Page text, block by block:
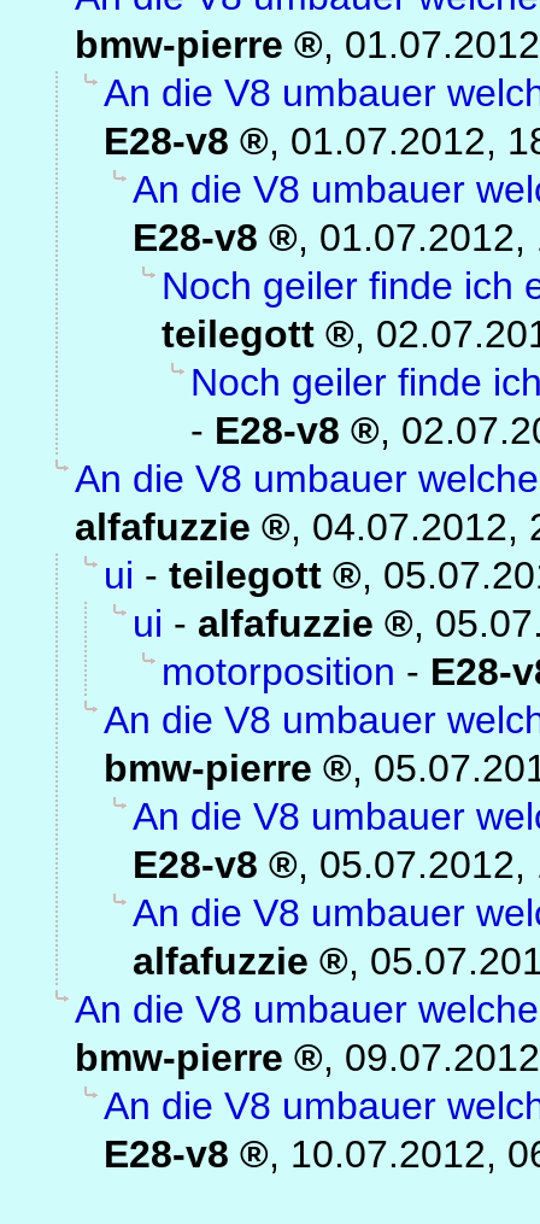
bmw-pierre
,
An die V8 umbauer
E28-v8
, 01.07.2012,
An die V8 umbauer
E28-v8
, 01.07.2012,
Noch geiler finde ich
teilegott
,
Noch geiler finde
- E28-v8 ,
An die V8 umbauer
alfafuzzie
, 04.07.2012,
ui - teilegott ,
ui - alfafuzzie ,
motorposition - E28-
An die V8 umbauer
bmw-pierre
,
An die V8 umbauer
E28-v8
, 05.07.2012,
An die V8 umbauer
alfafuzzie
,
An die V8 umbauer
bmw-pierre
,
An die V8 umbauer
E28-v8
, 10.07.2012,